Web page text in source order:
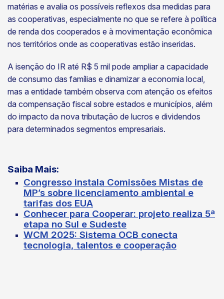
matérias e avalia os possíveis reflexos dsa medidas para
as cooperativas, especialmente no que se refere à política
de renda dos cooperados e à movimentação econômica
nos territórios onde as cooperativas estão inseridas.
A isenção do IR até R$ 5 mil pode ampliar a capacidade
de consumo das famílias e dinamizar a economia local,
mas a entidade também observa com atenção os efeitos
da compensação fiscal sobre estados e municípios, além
do impacto da nova tributação de lucros e dividendos
para determinados segmentos empresariais.
Saiba Mais:
Congresso instala Comissões Mistas de
MP’s sobre licenciamento ambiental e
tarifas dos EUA
Conhecer para Cooperar: projeto realiza 5ª
etapa no Sul e Sudeste
WCM 2025: Sistema OCB conecta
tecnologia, talentos e cooperação